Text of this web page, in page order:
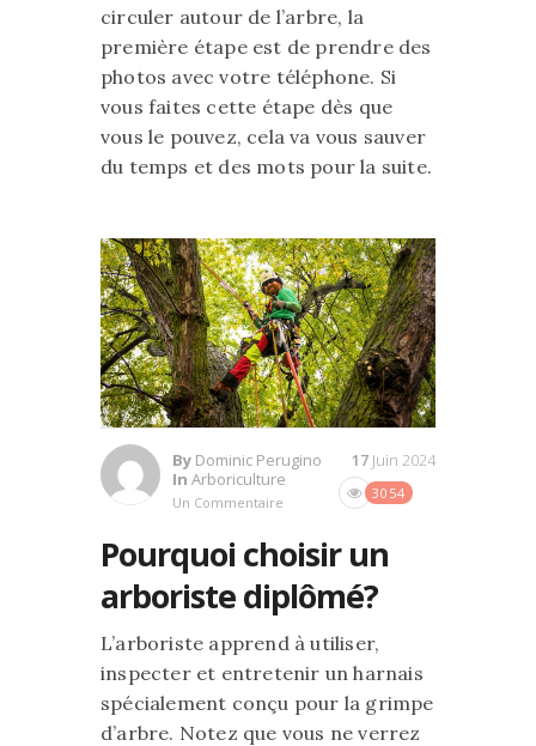
circuler autour de l’arbre, la
première étape est de prendre des
photos avec votre téléphone. Si
vous faites cette étape dès que
vous le pouvez, cela va vous sauver
du temps et des mots pour la suite.
By Dominic Perugino
In Arboriculture
Un Commentaire
3054
17 Juin 2024
Pourquoi choisir un
arboriste diplômé?
L’arboriste apprend à utiliser,
inspecter et entretenir un harnais
spécialement conçu pour la grimpe
d’arbre. Notez que vous ne verrez